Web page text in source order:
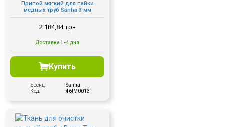
Припой мягкий для пайки
медных труб Sanha 3 мм
2 184,84 грн
Доставка 1-4 дня
Купить
Бренд:
Код:
Sanha
46IM0013